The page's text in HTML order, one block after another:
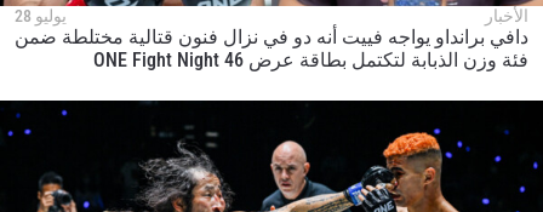
الأخبار يوليو 28
دافي برانداو يواجه فييت أنه دو في نزال فنون قتالية مختلطة ضمن
فئة وزن الذبابة لتكتمل بطاقة عرض ONE Fight Night 46